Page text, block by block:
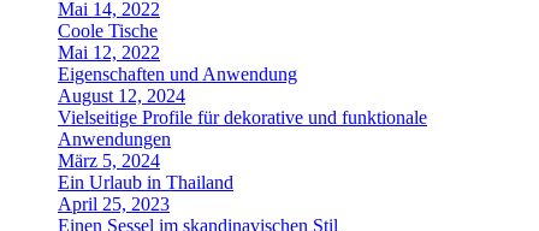
Mai 14, 2022
Coole Tische
Mai 12, 2022
Eigenschaften und Anwendung
August 12, 2024
Vielseitige Profile für dekorative und funktionale
Anwendungen
März 5, 2024
Ein Urlaub in Thailand
April 25, 2023
Einen Sessel im skandinavischen Stil